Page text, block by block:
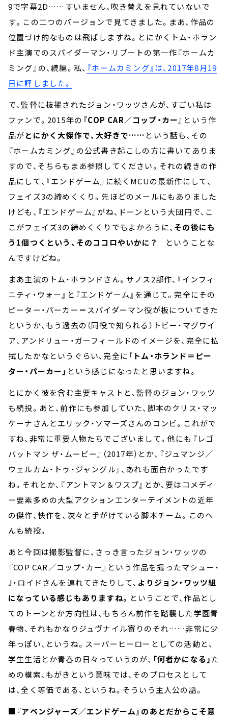
9で字幕2D……すいません、吹き替えを見れていないで
す。この二つのバージョンで見てきました。まあ、作品の
位置づけ的なものは飛ばしますね。とにかくトム・ホラン
ド主演でのスパイダーマン・リブートの第一作『ホームカ
ミング』の、続編。私、 『ホームカミング』は、2017年8月19
日に評しました。
で、監督に抜擢されたジョン・ワッツさんが、すごい私は
ファンで。2015年の 『COP CAR／コップ・カー』 という作
品がとにかく大傑作で、大好きで…… という話も、その
『ホームカミング』の公式書き起こしの方に書いてありま
すので、そちらもまあ参照してください。それの続きの作
品にして、『エンドゲーム』に続くMCUの最新作にして、
フェイズ3の締めくくり。先ほどのメールにもありました
けども、『エンドゲーム』がね、ドーンという大団円で、こ
こがフェイズ3の締めくくりでもよかろうに、 その後にも
う1個つくという、そのココロやいかに？
ということな
んですけどね。
まあ主演のトム・ホランドさん。サノス2部作、『インフィ
ニティ・ウォー』と『エンドゲーム』を通じて。完全にその
ピーター・パーカー＝スパイダーマン役が板についてきた
というか、もう過去の（同役で知られる）トビー・マグワイ
ア、アンドリュー・ガーフィールドのイメージを、完全に払
拭したかなというぐらい、完全に 「トム・ホランド＝ピー
ター・パーカー」 という感じになったと思いますね。
とにかく彼を含む主要キャストと、監督のジョン・ワッツ
も続投。あと、前作にも参加していた、脚本のクリス・マッ
ケーナさんとエリック・ソマーズさんのコンビ。これがで
すね、非常に重要人物たちでございまして。他にも『レゴ
バットマン ザ・ムービー』（2017年）とか、『ジュマンジ／
ウェルカム・トゥ・ジャングル』、あれも面白かったです
ね。それとか、『アントマン＆ワスプ』とか、要はコメディ
ー要素多めの大型アクションエンターテイメントの近年
の傑作、快作を、次々と手がけている脚本チーム。このへ
んも続投。
あと今回は撮影監督に、さっき言ったジョン・ワッツの
『COP CAR／コップ・カー』という作品を撮ったマシュー・
J・ロイドさんを連れてきたりして、 よりジョン・ワッツ組
になっている感じもありますね。 ということで、作品とし
てのトーンとか方向性は、もちろん前作を踏襲した学園青
春物、それもかなりジュヴナイル寄りのそれ……非常に少
年っぽい、というね。スーパーヒーローとしての活動と、
学生生活とか青春の日々っていうのが、 「何者かになる」た
めの模索、もがきという意味では、そのプロセスとして
は、全く等価である、というね。そういう主人公の話。
■『アベンジャーズ／エンドゲーム』のあとだからこそ意